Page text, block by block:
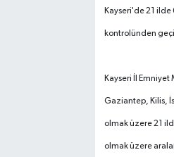
Kayseri'de 21 ilde
kontrolünden
Kayseri İl
Gaziantep, Kilis,
olmak üzere 21
olmak üzere